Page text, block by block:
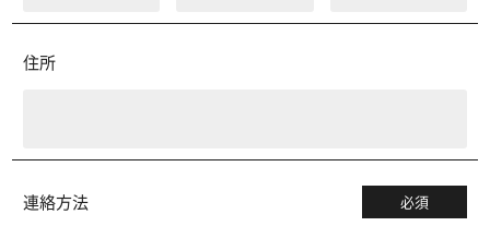
住所
連絡方法 必須